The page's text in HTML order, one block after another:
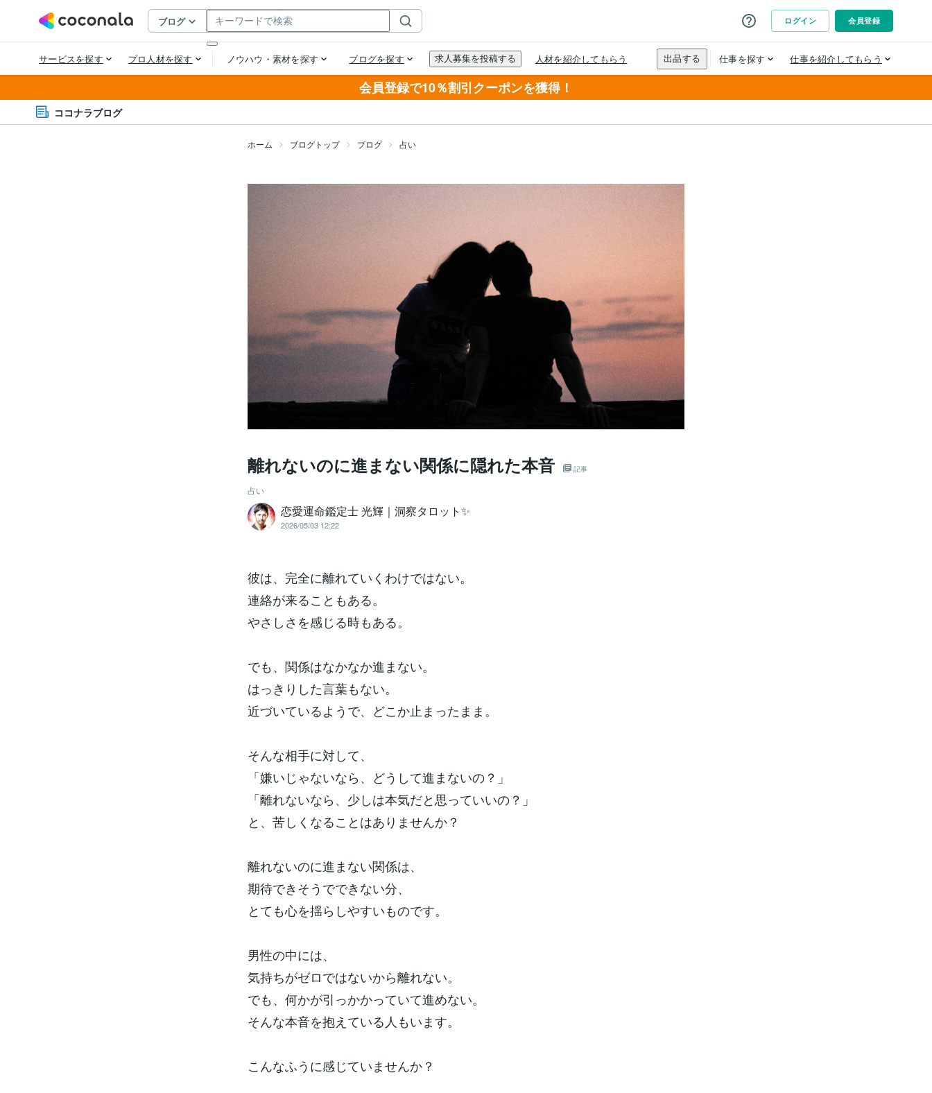
会員登録で10％割引クーポンを獲得！
ココナラブログ
ホーム ブログトップ ブログ 占い
離れないのに進まない関係に隠れた本音 記事
占い
恋愛運命鑑定士 光輝｜洞察タロット✨️
2026/05/03 12:22
彼は、完全に離れていくわけではない。
連絡が来ることもある。
やさしさを感じる時もある。
でも、関係はなかなか進まない。
はっきりした言葉もない。
近づいているようで、どこか止まったまま。
そんな相手に対して、
「嫌いじゃないなら、どうして進まないの？」
「離れないなら、少しは本気だと思っていいの？」
と、苦しくなることはありませんか？
離れないのに進まない関係は、
期待できそうでできない分、
とても心を揺らしやすいものです。
男性の中には、
気持ちがゼロではないから離れない。
でも、何かが引っかかっていて進めない。
そんな本音を抱えている人もいます。
こんなふうに感じていませんか？